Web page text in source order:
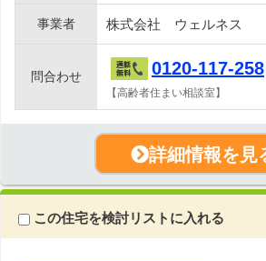
事業者 株式会社 ウェルネス
問合わせ 0120-117-258
【高齢者住まい相談室】
詳細情報を見
この住宅を検討リストに入れる